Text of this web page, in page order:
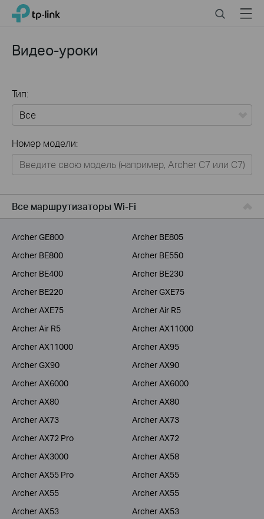
Click
navigation
TP-Link, Reliably Smart SearchMenu
Видео-уроки
Тип:
Для дома
Умный дом
Для операторов связи
Номер модели:
Все маршрутизаторы Wi-Fi
Archer GE800
Archer BE805
Archer BE800
Archer BE550
Archer BE400
Archer BE230
Archer BE220
Archer GXE75
Archer AXE75
Archer Air R5
Archer Air R5
Archer AX11000
Archer AX11000
Archer AX95
Archer GX90
Archer AX90
Archer AX6000
Archer AX6000
Archer AX80
Archer AX80
Archer AX73
Archer AX73
Archer AX72 Pro
Archer AX72
Archer AX3000
Archer AX58
Archer AX55 Pro
Archer AX55
Archer AX55
Archer AX55
Archer AX53
Archer AX53